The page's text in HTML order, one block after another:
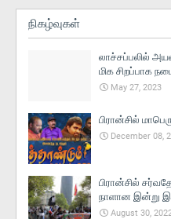
நிகழ்வுகள்
லாச்சப்பலில்
மிக சிறப்பாக
May 27, 2023
பிரான்சில்
December 08,
பிரான்சில்
நாளான இன்று
August 30,